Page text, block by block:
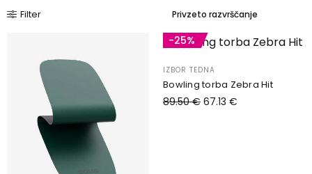
Filter
-25%
IZBOR TEDNA
Bowling torba Zebra Hit
89.50€ 67.13 €